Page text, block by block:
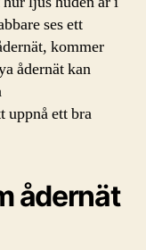
ses ett
kommer
ådernät kan
uppnå ett bra
ådernät